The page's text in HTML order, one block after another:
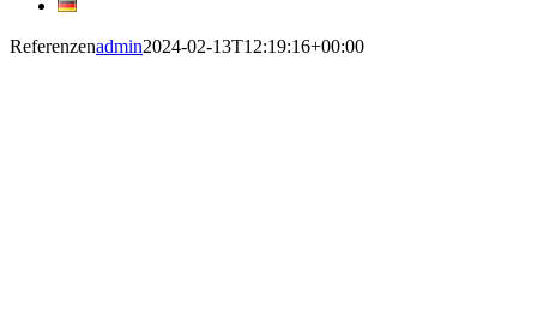
Referenzenadmin2024-02-13T12:19:16+00:00